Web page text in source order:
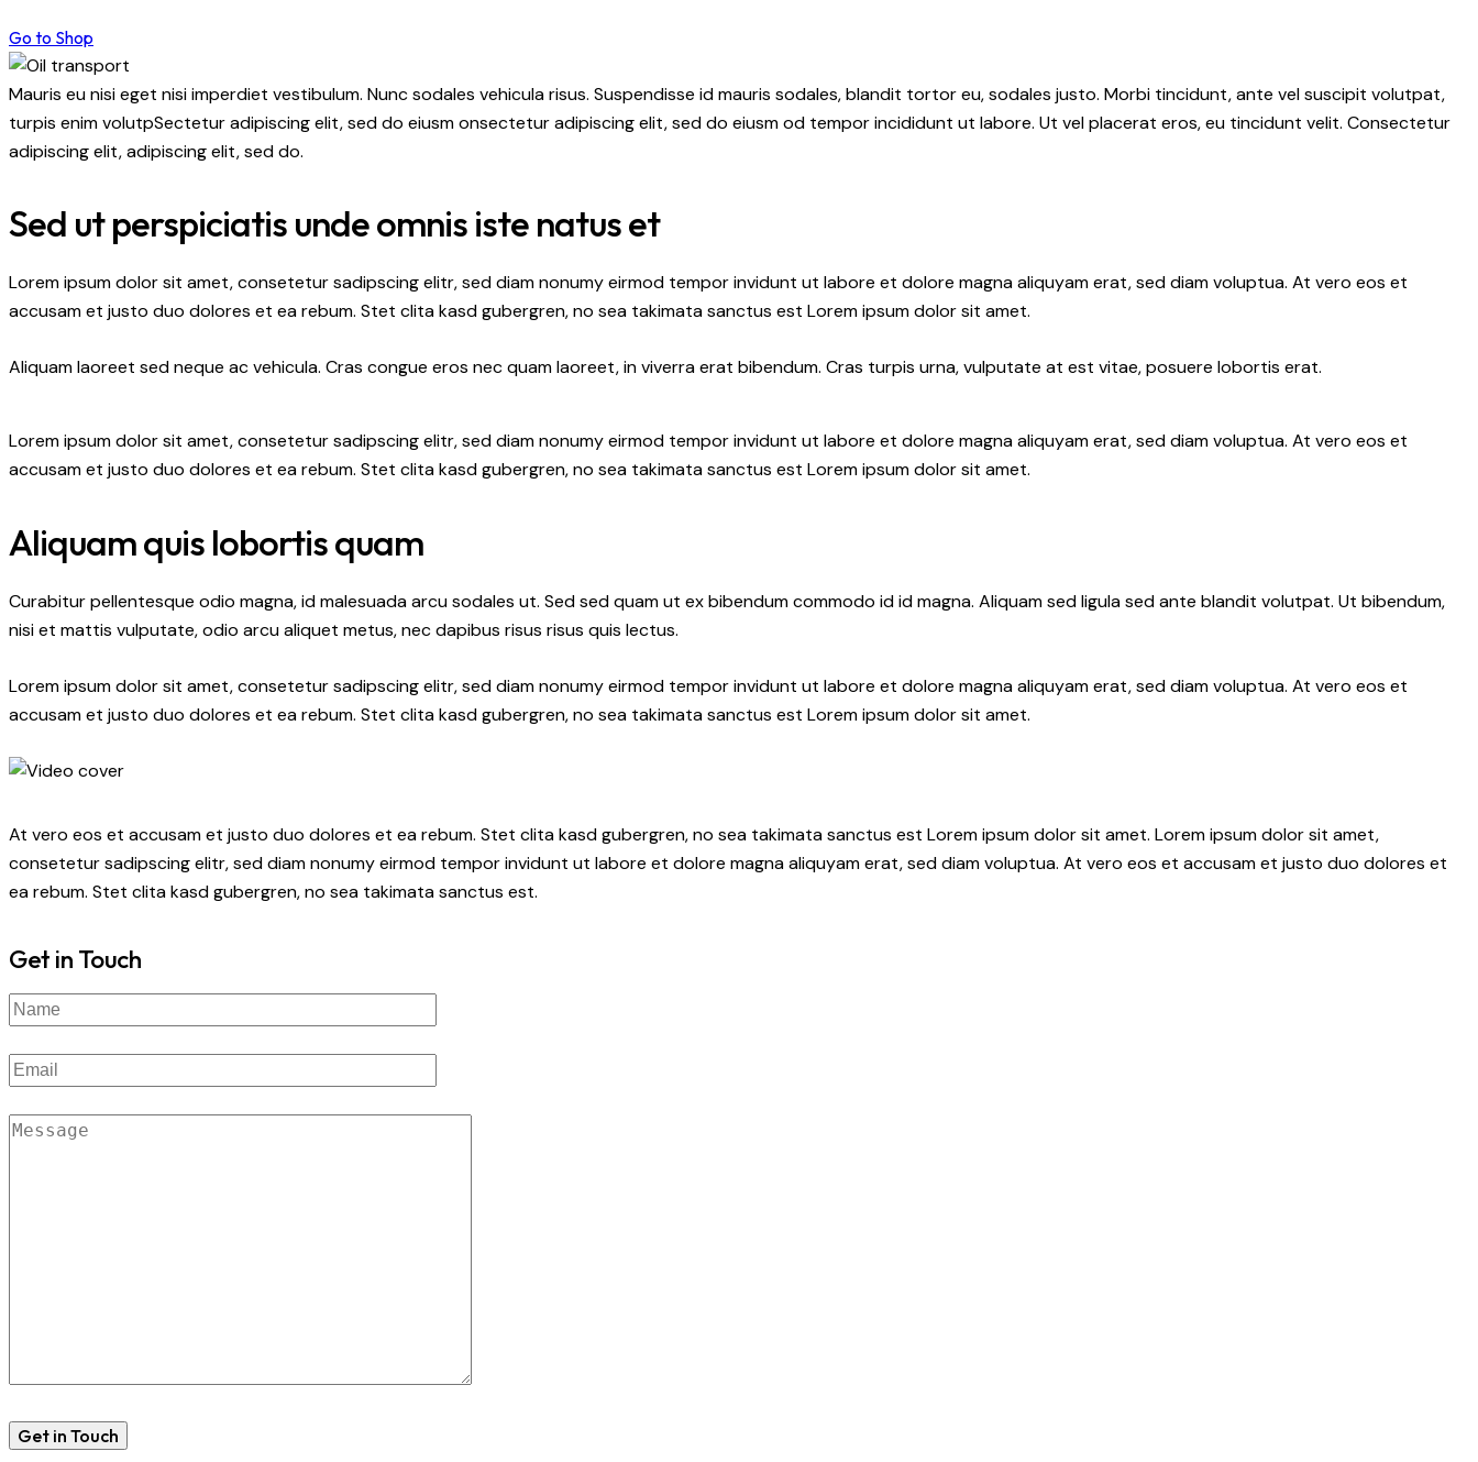
Go to Shop
Mauris eu nisi eget nisi imperdiet vestibulum. Nunc sodales vehicula risus. Suspendisse id mauris sodales, blandit tortor eu, sodales justo. Morbi tincidunt, ante vel suscipit volutpat,
turpis enim volutpSectetur adipiscing elit, sed do eiusm onsectetur adipiscing elit, sed do eiusm od tempor incididunt ut labore. Ut vel placerat eros, eu tincidunt velit. Consectetur
adipiscing elit, adipiscing elit, sed do.
Sed ut perspiciatis unde omnis iste natus et
Lorem ipsum dolor sit amet, consetetur sadipscing elitr, sed diam nonumy eirmod tempor invidunt ut labore et dolore magna aliquyam erat, sed diam voluptua. At vero eos et
accusam et justo duo dolores et ea rebum. Stet clita kasd gubergren, no sea takimata sanctus est Lorem ipsum dolor sit amet.
Aliquam laoreet sed neque ac vehicula. Cras congue eros nec quam laoreet, in viverra erat bibendum. Cras turpis urna, vulputate at est vitae, posuere lobortis erat.
Lorem ipsum dolor sit amet, consetetur sadipscing elitr, sed diam nonumy eirmod tempor invidunt ut labore et dolore magna aliquyam erat, sed diam voluptua. At vero eos et
accusam et justo duo dolores et ea rebum. Stet clita kasd gubergren, no sea takimata sanctus est Lorem ipsum dolor sit amet.
Aliquam quis lobortis quam
Curabitur pellentesque odio magna, id malesuada arcu sodales ut. Sed sed quam ut ex bibendum commodo id id magna. Aliquam sed ligula sed ante blandit volutpat. Ut bibendum,
nisi et mattis vulputate, odio arcu aliquet metus, nec dapibus risus risus quis lectus.
Lorem ipsum dolor sit amet, consetetur sadipscing elitr, sed diam nonumy eirmod tempor invidunt ut labore et dolore magna aliquyam erat, sed diam voluptua. At vero eos et
accusam et justo duo dolores et ea rebum. Stet clita kasd gubergren, no sea takimata sanctus est Lorem ipsum dolor sit amet.
At vero eos et accusam et justo duo dolores et ea rebum. Stet clita kasd gubergren, no sea takimata sanctus est Lorem ipsum dolor sit amet. Lorem ipsum dolor sit amet,
consetetur sadipscing elitr, sed diam nonumy eirmod tempor invidunt ut labore et dolore magna aliquyam erat, sed diam voluptua. At vero eos et accusam et justo duo dolores et
ea rebum. Stet clita kasd gubergren, no sea takimata sanctus est.
Get in Touch